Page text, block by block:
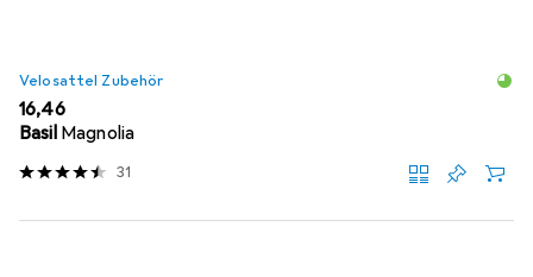
Velosattel Zubehör
EUR
16,46
Basil Magnolia
31